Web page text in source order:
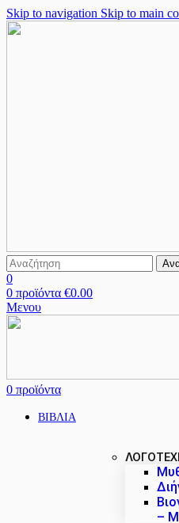
Skip to navigation Skip to main
0
0 προϊόντα €0.00
Μενου
0 προϊόντα
ΒΙΒΛΙΑ
–